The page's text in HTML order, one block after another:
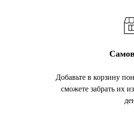
Добавьте в корзину
сможете забрать их